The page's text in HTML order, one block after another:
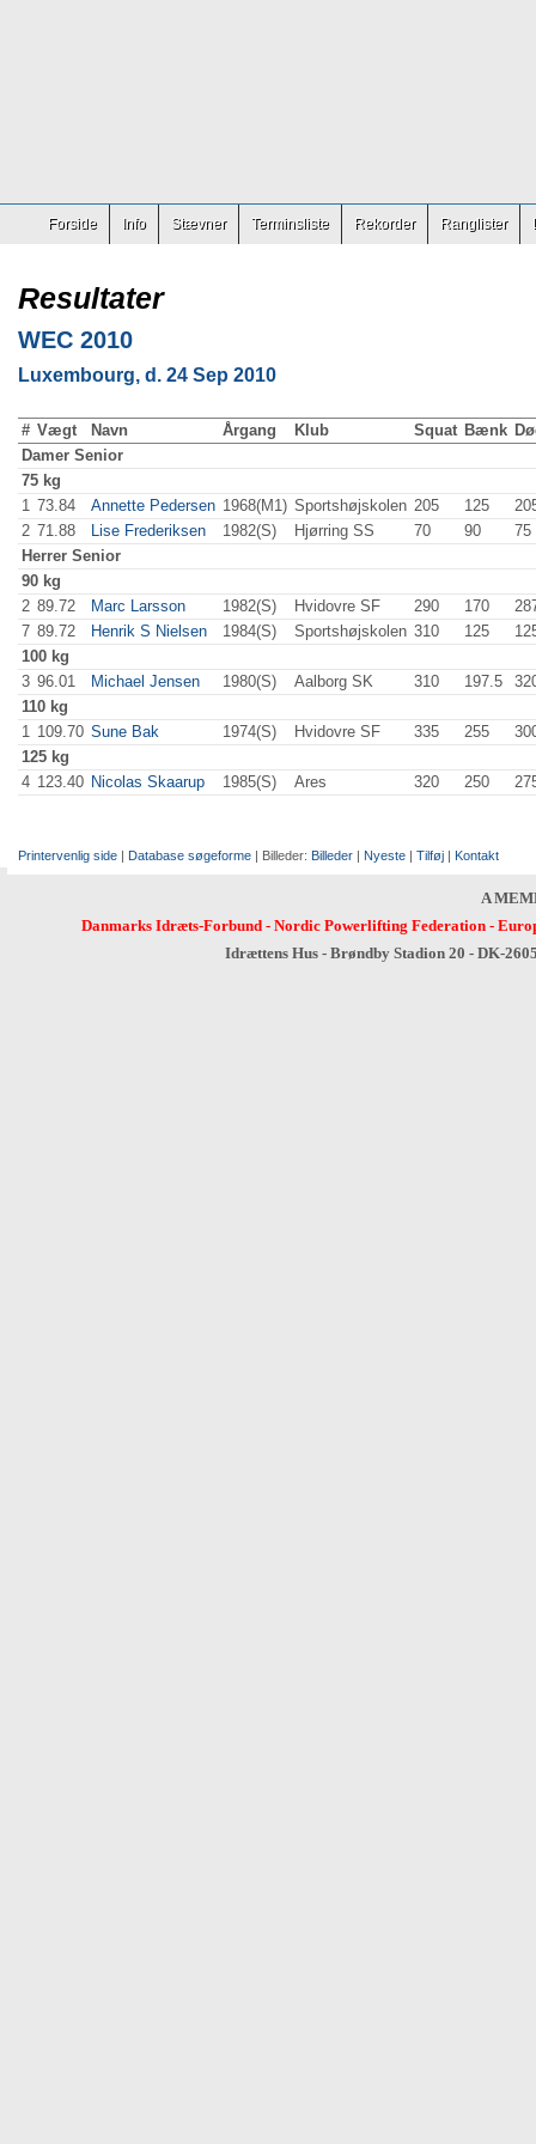
Forside Info Stævner Terminsliste Rekorder Ranglister
Resultater
WEC 2010
Luxembourg, d. 24 Sep 2010
# Vægt Navn Årgang Klub Squat Bænk
Damer Senior
75 kg
1 73.84 Annette Pedersen 1968(M1) Sportshøjskolen 205 125
2 71.88 Lise Frederiksen 1982(S) Hjørring SS 70 90 75
Herrer Senior
90 kg
2 89.72 Marc Larsson 1982(S) Hvidovre SF 290 170
7 89.72 Henrik S Nielsen 1984(S) Sportshøjskolen 310 125
100 kg
3 96.01 Michael Jensen 1980(S) Aalborg SK 310 197.5
110 kg
1 109.70 Sune Bak 1974(S) Hvidovre SF 335 255
125 kg
4 123.40 Nicolas Skaarup 1985(S) Ares 320 250
Printervenlig side | Database søgeforme | Billeder: Billeder | Nyeste | Tilføj | Kontakt
A
Danmarks Idræts-Forbund- Nordic Powerlifting Federation-
Idrættens Hus - Brøndby Stadion 20 - DK-